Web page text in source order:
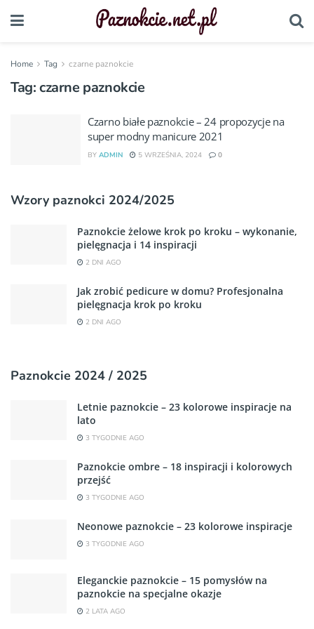
Home Tag czarne paznokcie
Tag:czarne paznokcie
Czarno białe paznokcie – 24 propozycje na
super modny manicure 2021
BY ADMIN 5 WRZEŚNIA, 2024 0
Wzory paznokci 2024/2025
Paznokcie żelowe krok po kroku – wykonanie,
pielęgnacja i 14 inspiracji
2 DNI AGO
Jak zrobić pedicure w domu? Profesjonalna
pielęgnacja krok po kroku
2 DNI AGO
Paznokcie 2024 / 2025
Letnie paznokcie – 23 kolorowe inspiracje na
lato
3 TYGODNIE AGO
Paznokcie ombre – 18 inspiracji i kolorowych
przejść
3 TYGODNIE AGO
Neonowe paznokcie – 23 kolorowe inspiracje
3 TYGODNIE AGO
Eleganckie paznokcie – 15 pomysłów na
paznokcie na specjalne okazje
2 LATA AGO